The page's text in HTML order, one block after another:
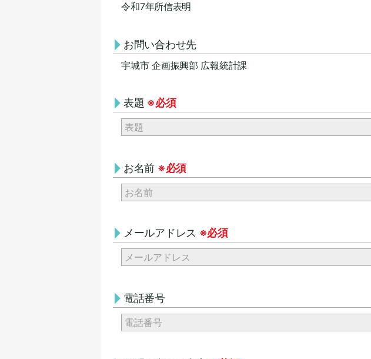
令和7年所信表明
お問い合わせ先
宇城市 企画振興部 広報統計課
表題 ※必須
お名前 ※必須
メールアドレス ※必須
電話番号